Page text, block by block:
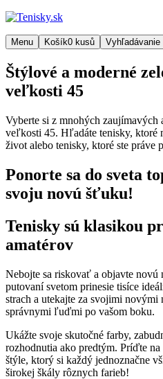
Menu Košík0 kusů Vyhľadávanie
Štýlové a moderné
veľkosti 45
Vyberte si z mnohých
veľkosti 45. Hľadáte tenisky, ktoré
život alebo tenisky, ktoré ste práve
Ponorte sa do sveta
svoju novú šťuku!
Tenisky sú klasikou
amatérov
Nebojte sa riskovať a objavte novú
putovaní svetom prinesie tisíce
strach a utekajte za svojimi novými
správnymi ľuďmi po vašom boku.
Ukážte svoje skutočné farby,
rozhodnutia ako predtým. Príďte
štýle, ktorý si každý jednoznačne
širokej škály rôznych farieb!